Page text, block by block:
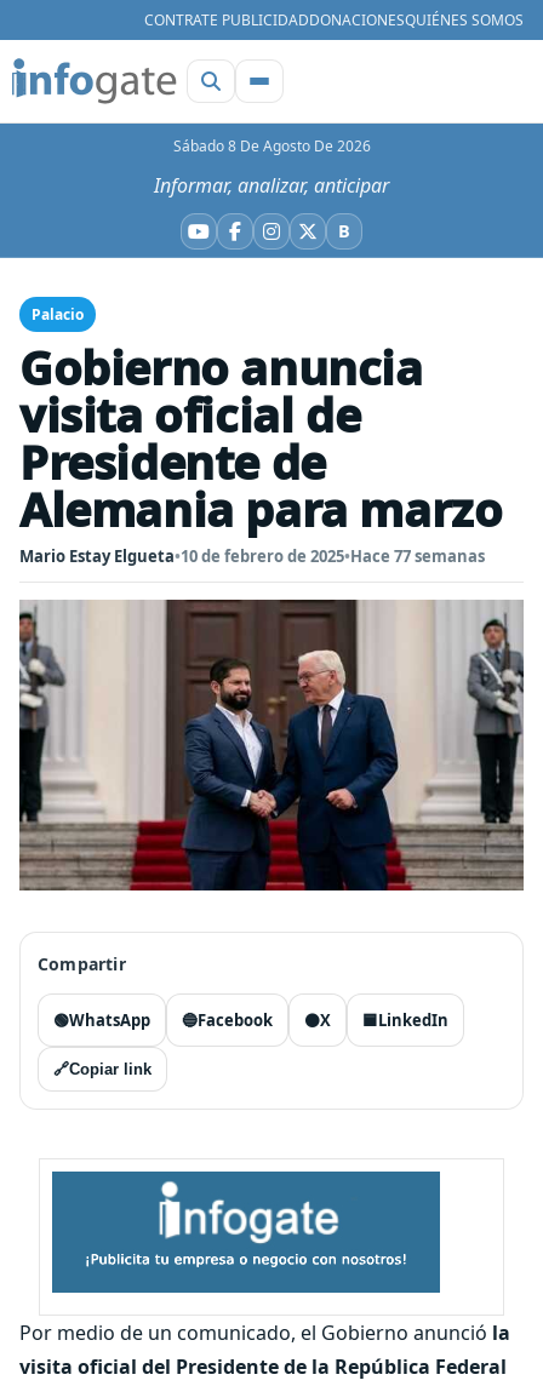
CONTRATE PUBLICIDADDONACIONESQUIÉNES SOMOS
Sábado 8 De Agosto De 2026
Informar, analizar, anticipar
YouTube
Facebook
Instagram
X BBluesky
Palacio
Gobierno anuncia
visita oficial de
Presidente de
Alemania para marzo
Mario Estay Elgueta•10 de febrero de 2025•Hace 77 semanas
Compartir
🟢WhatsApp 🔵Facebook ⚫X 🟦LinkedIn
🔗Copiar link
Por medio de un comunicado, el Gobierno anunció la
visita oficial del Presidente de la República Federal